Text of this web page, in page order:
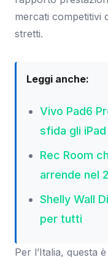
mercati competitivi
stretti.
Leggi anche:
Vivo Pad6
sfida gli iPad
Rec Room
arrende nel
Shelly Wall
per tutti
Per l’Italia, questa